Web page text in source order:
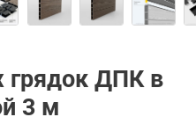
грядок ДПК в
3 м